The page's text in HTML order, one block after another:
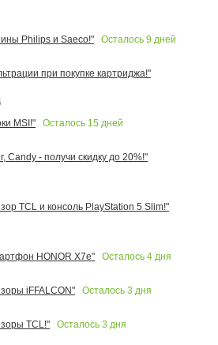
Philips и Saeco!"
Осталось 9 дней
при покупке картриджа!"
MSI!"
Осталось 15 дней
Candy - получи скидку до 20%!"
TCL и консоль PlayStation 5 Slim!"
HONOR X7e"
Осталось 4 дня
iFFALCON"
Осталось 3 дня
TCL!"
Осталось 3 дня